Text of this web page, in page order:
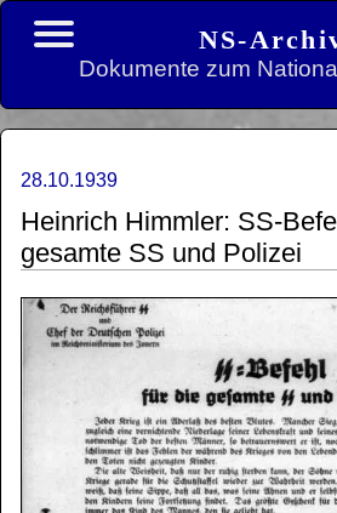
NS-
Dokumente zum
28.10.1939
Heinrich Himmler: SS-
gesamte SS und Polizei